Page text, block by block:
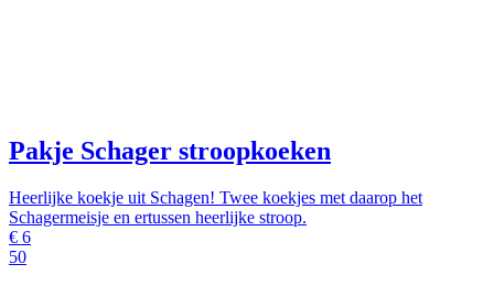
Pakje Schager stroopkoeken
Heerlijke koekje uit Schagen! Twee koekjes met daarop het
Schagermeisje en ertussen heerlijke stroop.
€ 6
50